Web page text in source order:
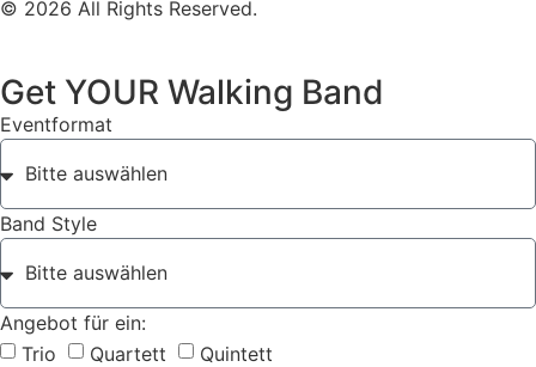
© 2026 All Rights Reserved.
Get YOUR Walking Band
Eventformat
Band Style
Angebot für ein:
Trio
Quartett
Quintett